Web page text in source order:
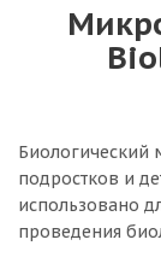
Биологический
подростков и
использовано
проведения